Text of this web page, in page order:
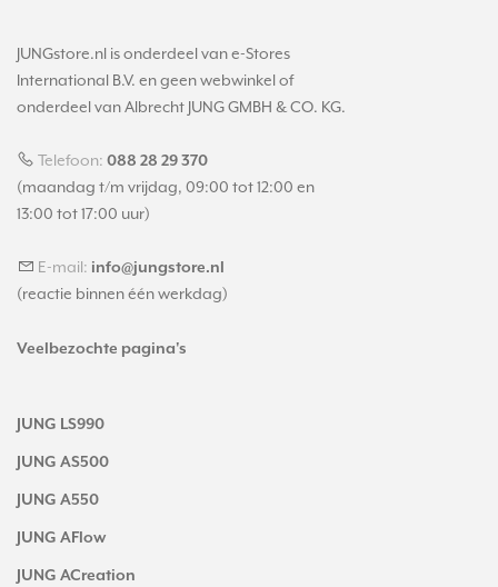
JUNGstore.nl is onderdeel van e-Stores
International B.V. en geen webwinkel of
onderdeel van Albrecht JUNG GMBH & CO. KG.
Telefoon: 088 28 29 370
(maandag t/m vrijdag, 09:00 tot 12:00 en
13:00 tot 17:00 uur)
E-mail: info@jungstore.nl
(reactie binnen één werkdag)
Veelbezochte pagina's
JUNG LS990
JUNG AS500
JUNG A550
JUNG AFlow
JUNG ACreation